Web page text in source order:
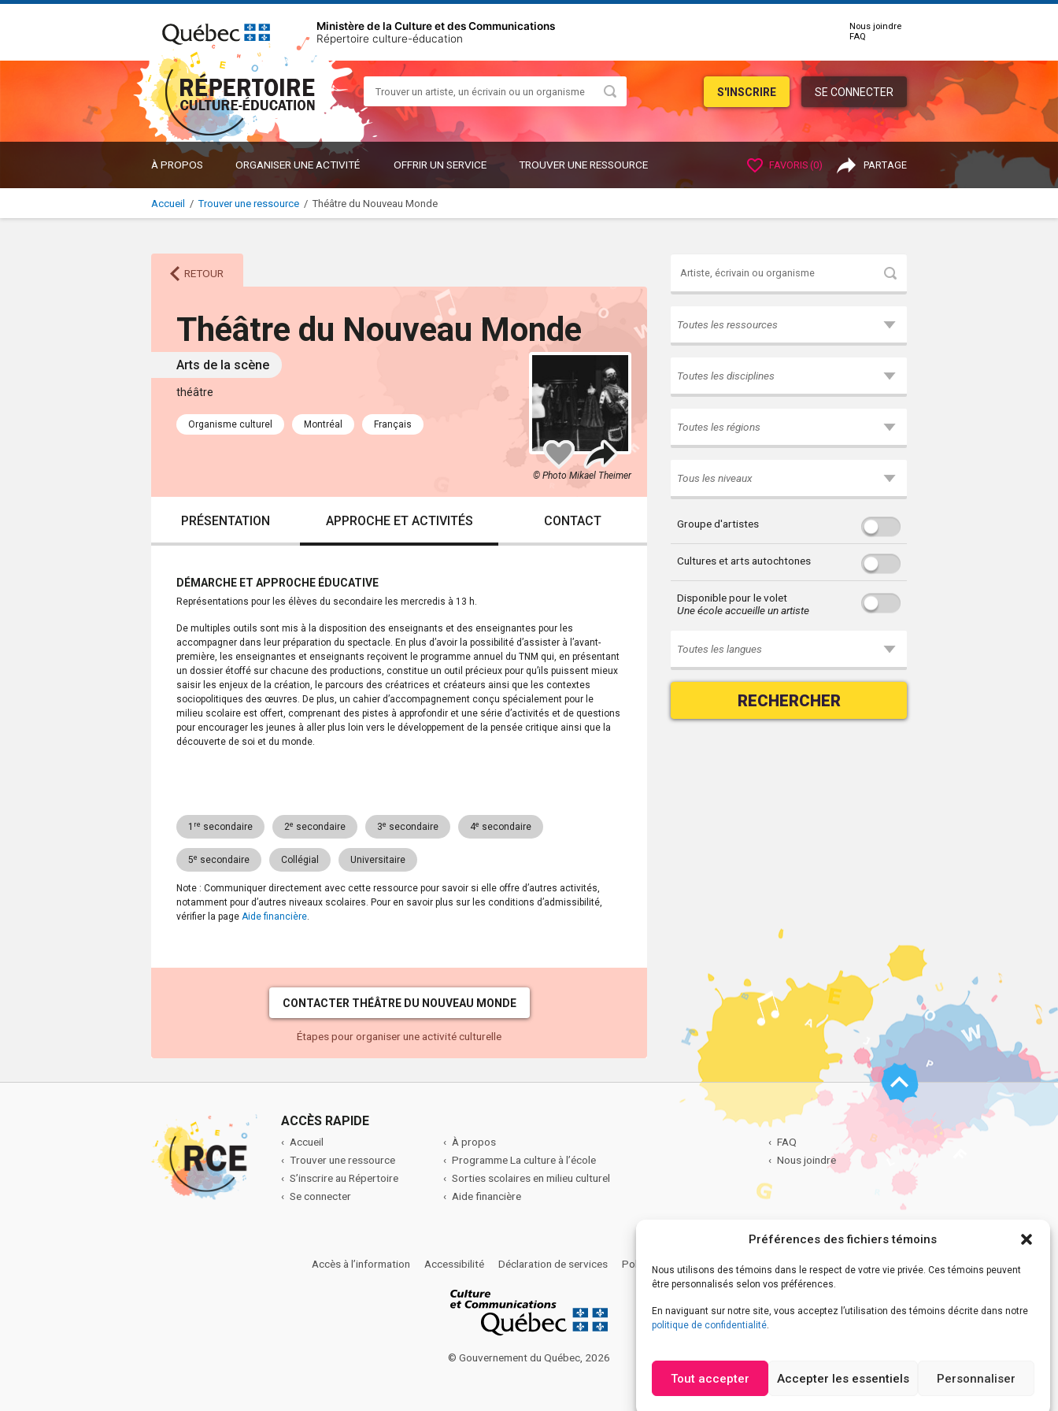
Préférences des fichiers témoins
Nous utilisons des témoins dans le respect de votre vie privée. Ces témoins peuvent
être personnalisés selon vos préférences.
En naviguant sur notre site, vous acceptez l’utilisation des témoins décrite dans notre
politique de confidentialité.
Tout accepter Accepter les essentiels Personnaliser
Ministère de la Culture et des Communications
Répertoire culture-éducation
Nous joindre
FAQ
S'INSCRIRE SE CONNECTER
Rechercher
À PROPOS ORGANISER UNE ACTIVITÉ
OUVRIR
SOUS-
MENU
OFFRIR UN SERVICE
OUVRIR
SOUS-
TROUVER UNE RESSOURCE FAVORIS (0) PARTAGE
Accueil / Trouver une ressource / Théâtre du Nouveau Monde
RETOUR
Théâtre du Nouveau Monde
Arts de la scène
théâtre
Organisme culturel Montréal Français
Ajouter
à
mes
Partager
© Photo Mikael Theimer
PRÉSENTATION APPROCHE ET ACTIVITÉS CONTACT
DÉMARCHE ET APPROCHE ÉDUCATIVE
Représentations pour les élèves du secondaire les mercredis à 13 h.
De multiples outils sont mis à la disposition des enseignants et des enseignantes pour les
accompagner dans leur préparation du spectacle. En plus d’avoir la possibilité d’assister à l’avant-
première, les enseignantes et enseignants reçoivent le programme annuel du TNM qui, en présentant
un dossier étoffé sur chacune des productions, constitue un outil précieux pour qu’ils puissent mieux
saisir les enjeux de la création, le parcours des créatrices et créateurs ainsi que les contextes
sociopolitiques des œuvres. De plus, un cahier d’accompagnement conçu spécialement pour le
milieu scolaire est offert, comprenant des pistes à approfondir et une série d’activités et de questions
pour encourager les jeunes à aller plus loin vers le développement de la pensée critique ainsi que la
découverte de soi et du monde.
1 re secondaire 2e secondaire 3e secondaire 4e secondaire
5e secondaire Collégial Universitaire
Note : Communiquer directement avec cette ressource pour savoir si elle offre d’autres activités,
notamment pour d’autres niveaux scolaires. Pour en savoir plus sur les conditions d’admissibilité,
vérifier la page Aide financière.
CONTACTER THÉÂTRE DU NOUVEAU MONDE
Étapes pour organiser une activité culturelle
Rechercher
Toutes les ressources
Toutes les disciplines
Toutes les régions
Tous les niveaux
Groupe d'artistes
Cultures et arts autochtones
Disponible pour le volet
Une école accueille un artiste
Toutes les langues
RECHERCHER
Haut
de
ACCÈS RAPIDE
Accueil
Trouver une ressource
S’inscrire au Répertoire
Se connecter
À propos
Programme La culture à l’école
Sorties scolaires en milieu culturel
Aide financière
FAQ
Nous joindre
Accès à l’information Accessibilité Déclaration de services Politique de confidentialité
© Gouvernement du Québec, 2026